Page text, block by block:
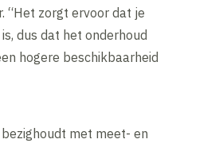
“Het zorgt ervoor dat je
dus dat het onderhoud
hogere beschikbaarheid
met meet- en